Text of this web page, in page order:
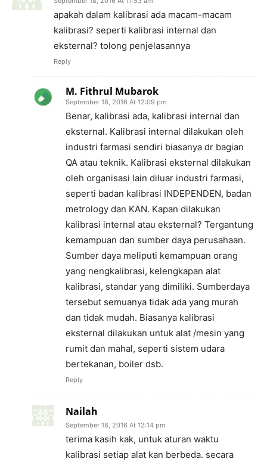
apakah dalam kalibrasi ada macam-macam
kalibrasi? seperti kalibrasi internal dan
eksternal? tolong penjelasannya
Reply
M. Fithrul Mubarok
September 18, 2016 At 12:09 pm
Benar, kalibrasi ada, kalibrasi internal dan
eksternal. Kalibrasi internal dilakukan oleh
industri farmasi sendiri biasanya dr bagian
QA atau teknik. Kalibrasi eksternal dilakukan
oleh organisasi lain diluar industri farmasi,
seperti badan kalibrasi INDEPENDEN, badan
metrology dan KAN. Kapan dilakukan
kalibrasi internal atau eksternal? Tergantung
kemampuan dan sumber daya perusahaan.
Sumber daya meliputi kemampuan orang
yang nengkalibrasi, kelengkapan alat
kalibrasi, standar yang dimiliki. Sumberdaya
tersebut semuanya tidak ada yang murah
dan tidak mudah. Biasanya kalibrasi
eksternal dilakukan untuk alat /mesin yang
rumit dan mahal, seperti sistem udara
bertekanan, boiler dsb.
Reply
Nailah
September 18, 2016 At 12:14 pm
terima kasih kak, untuk aturan waktu
kalibrasi setiap alat kan berbeda. secara